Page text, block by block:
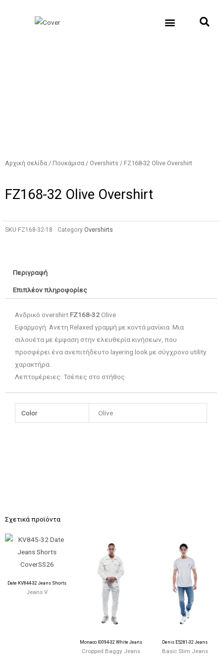
Αρχική σελίδα / Πουκάμισα / Overshirts / FZ168-32 Olive Overshirt
FZ168-32 Olive Overshirt
SKU FZ168-32-18 Category Overshirts
Περιγραφή
Επιπλέον πληροφορίες
Ανδρικό overshirtFZ168-32Olive
Εφαρμογή: Άνετη Relaxed γραμμή με κοντά μανίκια. Μια
σιλουέτα με έμφαση στην ελευθερία κινήσεων, που
προσφέρει ένα ανεπιτήδευτο layering look με σύγχρονο utility
χαρακτήρα.
Λεπτομέρειες: Τσέπες στο στήθος
Color Olive
Σχετικά προϊόντα
Date KV844-32 Jeans Shorts
Jeans V
Monaco I0094-32 White Jeans
Cropped Baggy Jeans
Denis E5281-32 Jeans
Basic Slim Jeans